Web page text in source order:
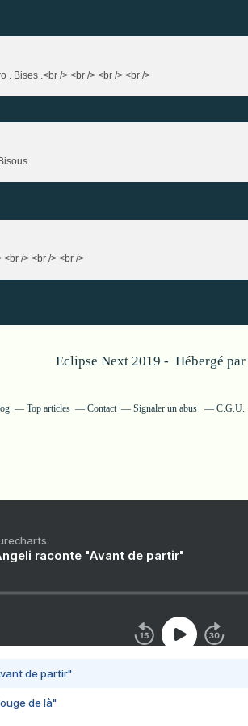
. Bises .<br /> <br /> <br /> <br />
/> <br /> <br />
Eclipse Next 2019 - Hébergé par
Top articles Contact Signaler un abus C.G.U.
raconte "Avant de partir"
de partir"
de là"